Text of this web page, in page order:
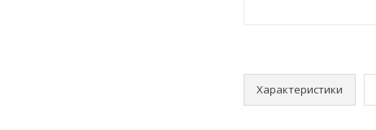
Характеристики